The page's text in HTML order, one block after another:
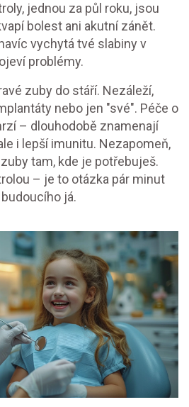
jednou za půl roku, jsou
bolest ani akutní zánět.
vychytá tvé slabiny v
problémy.
zuby do stáří. Nezáleží,
nebo jen "své". Péče o
– dlouhodobě znamenají
i lepší imunitu. Nezapomeň,
tam, kde je potřebuješ.
– je to otázka pár minut
já.